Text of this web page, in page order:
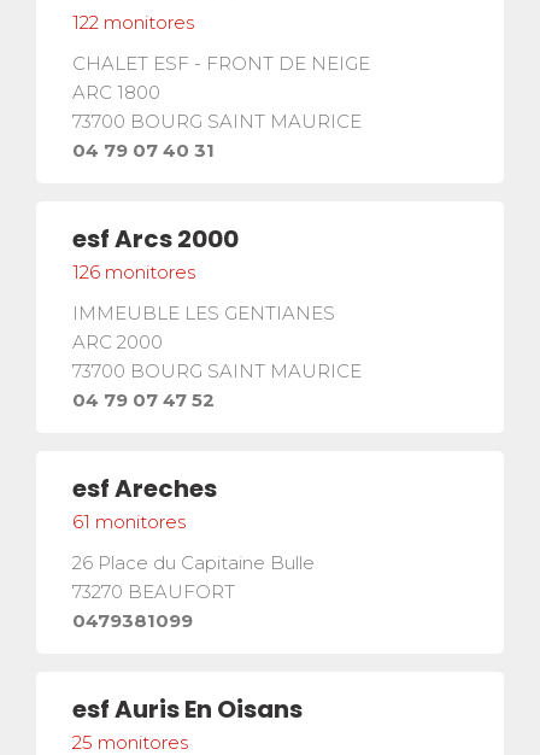
La seguridad
Competiciones
Presentación del Clubesf
122 monitores
CHALET ESF - FRONT DE NEIGE
ARC 1800
73700 BOURG SAINT MAURICE
04 79 07 40 31
esfArcs 2000
126 monitores
IMMEUBLE LES GENTIANES
ARC 2000
73700 BOURG SAINT MAURICE
04 79 07 47 52
esfAreches
61 monitores
26 Place du Capitaine Bulle
73270 BEAUFORT
0479381099
esfAuris En Oisans
25 monitores